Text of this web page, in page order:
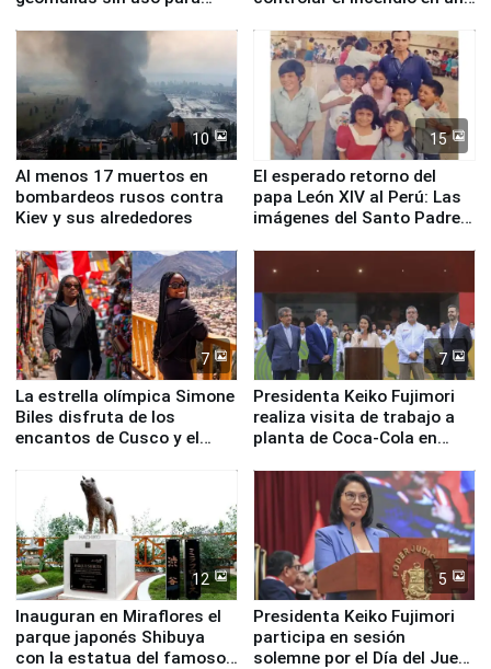
Fenómeno El Niño
de Chile
10
Al menos 17 muertos en
bombardeos rusos contra
Kiev y sus alrededores
15
El esperado retorno del
papa León XIV al Perú: Las
imágenes del Santo Padre
7
La estrella olímpica Simone
Biles disfruta de los
encantos de Cusco y el
7
Presidenta Keiko Fujimori
realiza visita de trabajo a
planta de Coca-Cola en
12
Inauguran en Miraflores el
parque japonés Shibuya
con la estatua del famoso
5
Presidenta Keiko Fujimori
participa en sesión
solemne por el Día del Juez